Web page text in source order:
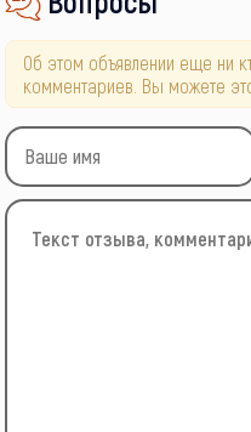
Об этом объявлении еще ни
комментариев. Вы можете